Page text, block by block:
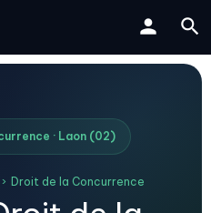
· Laon (02)
› Droit de la Concurrence